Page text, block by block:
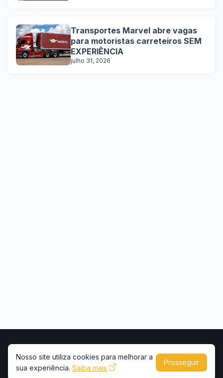
Transportes Marvel abre vagas
para motoristas carreteiros SEM
EXPERIÊNCIA
julho 31, 2026
Copyright © 2026 -Portal Caminhões e Carretas
Nosso site utiliza cookies para melhorar a
sua experiência. Saiba mais
Prosseguir